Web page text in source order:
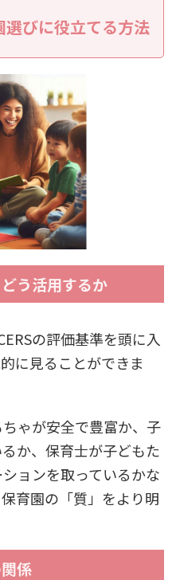
選びに役立てる方法
う活用するか
の評価基準を頭に入
に見ることができま
ゃが安全で豊富か、子
か、保育士が子どもた
ョンを取っているかな
育園の「質」をより明
係